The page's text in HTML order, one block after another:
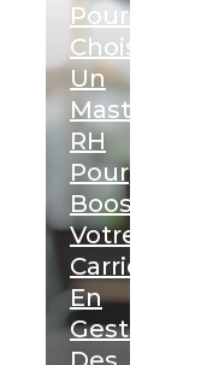
Pourquoi
Choisir
Un
Mastère
RH
Pour
Booster
Votre
Carrière
En
Gestion